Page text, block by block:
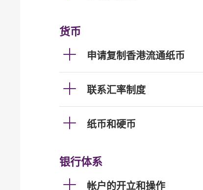
货币
申请复制香港流通纸币
联系汇率制度
纸币和硬币
银行体系
帐户的开立和操作